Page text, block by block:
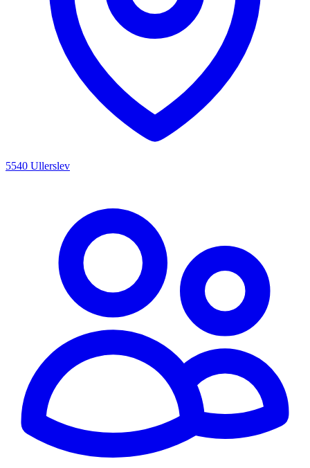
5540 Ullerslev